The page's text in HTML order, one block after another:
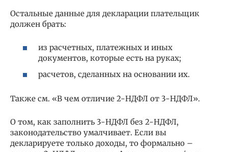
Остальные данные для декларации плательщик
должен брать:
из расчетных, платежных и иных
документов, которые есть на руках;
расчетов, сделанных на основании их.
Также см. «В чем отличие 2-НДФЛ от 3-НДФЛ».
О том, как заполнить 3-НДФЛ без 2-НДФЛ,
законодательство умалчивает. Если вы
декларируете только доходы, то формально –